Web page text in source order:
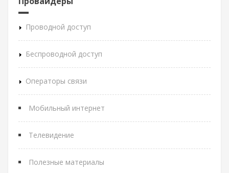
Проводной доступ
Беспроводной доступ
Операторы связи
Мобильный интернет
Телевидение
Полезные материалы